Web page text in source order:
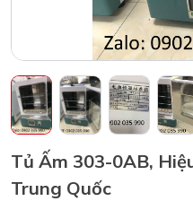
Tủ Ấm 303-0AB,
Trung Quốc